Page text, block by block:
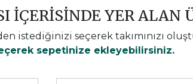
İÇERİSİNDE YER ALAN
istediğinizi seçerek takımınızı
sepetinize ekleyebilirsiniz.